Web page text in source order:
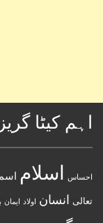
اہم کیٹا گریز
احساس اسلام
تعالی انسان اولاد ایمان